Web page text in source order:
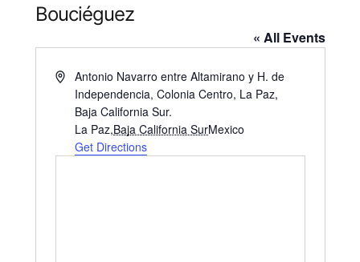
Bouciéguez
« All Events
AddressAntonio Navarro entre Altamirano y H. de
Independencia, Colonia Centro, La Paz,
Baja California Sur.
La Paz,Baja California SurMexico
Get Directions